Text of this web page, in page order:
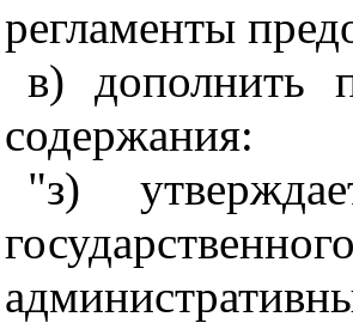
регламенты
в) дополнить
содержания:
"з)